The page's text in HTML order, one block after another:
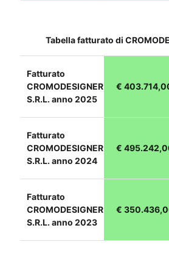
Tabella fatturato di
Fatturato
CROMODESIGNER
S.R.L. anno 2025
€
Fatturato
CROMODESIGNER
S.R.L. anno 2024
€
Fatturato
CROMODESIGNER
S.R.L. anno 2023
€